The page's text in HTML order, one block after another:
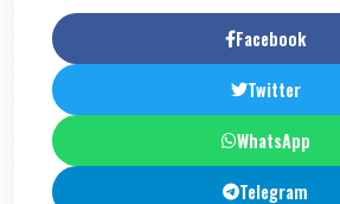
Facebook
Twitter
WhatsApp
Telegram